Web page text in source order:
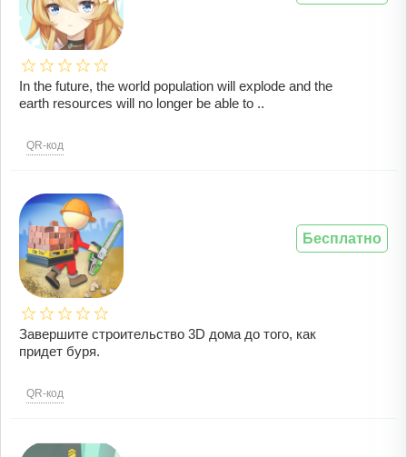
In the future, the world population will explode and the
earth resources will no longer be able to ..
QR-код
Завершите строительство 3D дома до того, как
придет буря.
QR-код
Бесплатно